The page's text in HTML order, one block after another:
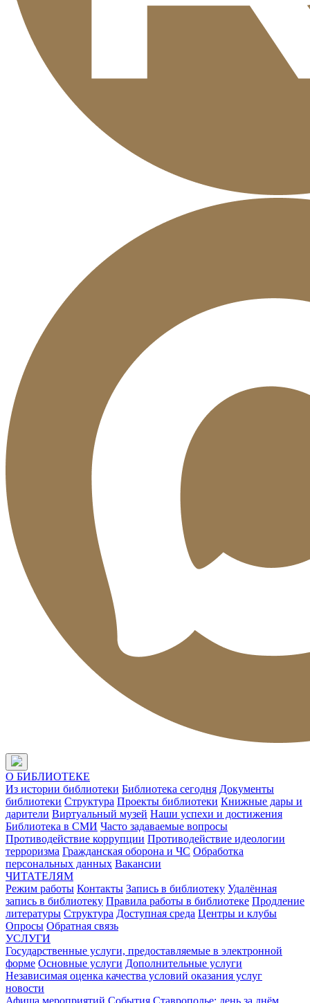
О БИБЛИОТЕКЕ
Из истории библиотеки Библиотека сегодня Документы
библиотеки Структура Проекты библиотеки Книжные дары и
дарители Виртуальный музей Наши успехи и достижения
Библиотека в СМИ Часто задаваемые вопросы
Противодействие коррупции Противодействие идеологии
терроризма Гражданская оборона и ЧС Обработка
персональных данных Вакансии
ЧИТАТЕЛЯМ
Режим работы Контакты Запись в библиотеку Удалённая
запись в библиотеку Правила работы в библиотеке Продление
литературы Структура Доступная среда Центры и клубы
Опросы Обратная связь
УСЛУГИ
Государственные услуги, предоставляемые в электронной
форме Основные услуги Дополнительные услуги
Независимая оценка качества условий оказания услуг
новости
Афиша мероприятий События Ставрополье: день за днём